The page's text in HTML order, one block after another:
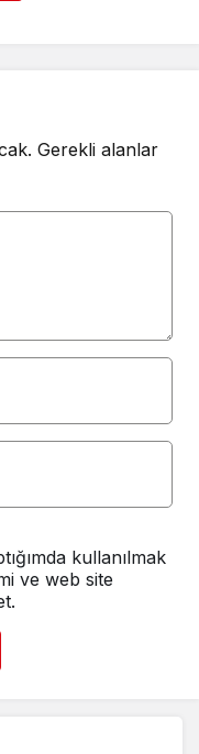
Gerekli alanlar
kullanılmak
ve web site